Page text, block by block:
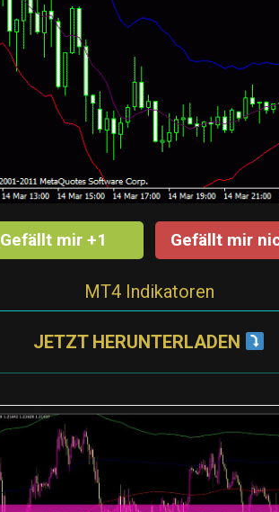
Gefällt mir +1 Gefällt mir
MT4 Indikatoren
JETZT HERUNTERLADEN